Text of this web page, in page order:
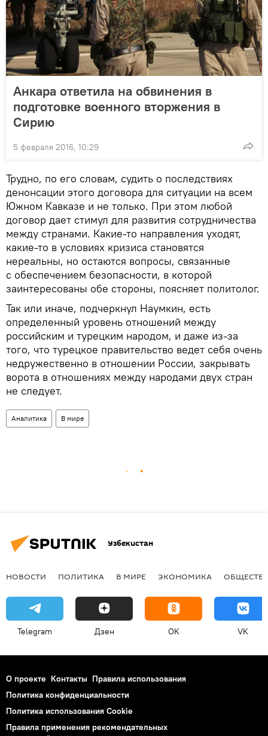
Анкара ответила на обвинения в
подготовке военного вторжения в
Сирию
5 февраля 2016, 10:29
Трудно, по его словам, судить о последствиях
денонсации этого договора для ситуации на всем
Южном Кавказе и не только. При этом любой
договор дает стимул для развития сотрудничества
между странами. Какие-то направления уходят,
какие-то в условиях кризиса становятся
нереальны, но остаются вопросы, связанные
с обеспечением безопасности, в которой
заинтересованы обе стороны, поясняет политолог.
Так или иначе, подчеркнул Наумкин, есть
определенный уровень отношений между
российским и турецким народом, и даже из-за
того, что турецкое правительство ведет себя очень
недружественно в отношении России, закрывать
ворота в отношениях между народами двух стран
не следует.
Аналитика В мире
Узбекистан
НОВОСТИ ПОЛИТИКА В МИРЕ ЭКОНОМИКА
Telegram Дзен OK VK
О проекте Контакты Правила использования
Политика конфиденциальности
Политика использования Cookie
Правила применения рекомендательных